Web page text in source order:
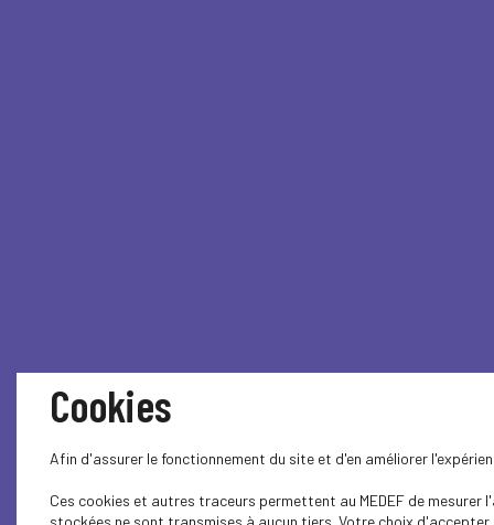
Cookies
Afin d'assurer le fonctionnement du site et d'en améliorer
Ces cookies et autres traceurs permettent au MEDEF de
stockées ne sont transmises à aucun tiers. Votre choix